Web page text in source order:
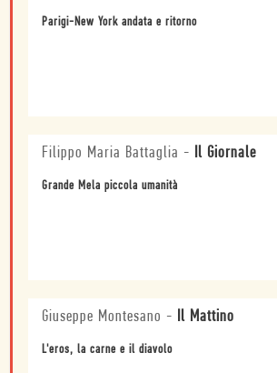
Parigi-New York andata e ritorno
Filippo Maria Battaglia - Il Giornale
Grande Mela piccola umanità
Giuseppe Montesano - Il Mattino
L'eros, la carne e il diavolo